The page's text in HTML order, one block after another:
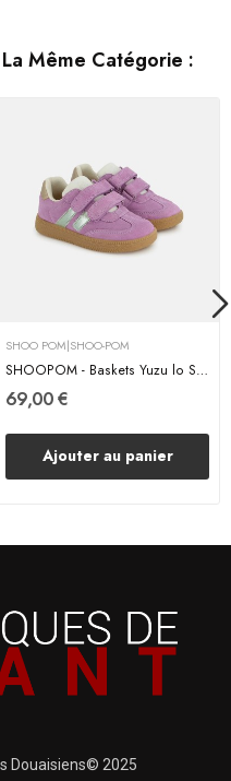
Même Catégorie :
SHOO POM|SHOO-POM
SHOOPOM - Baskets Yuzu lo Scratch - Lilas
69,00 €
Ajouter au panier
Douaisiens© 2025